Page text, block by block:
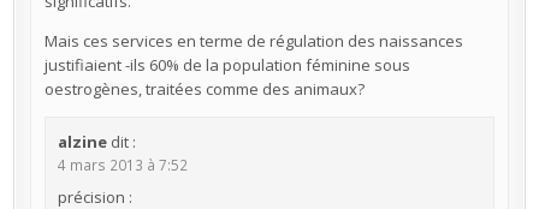
Mais ces services en terme de régulation des naissances
justifiaient -ils 60% de la population féminine sous
oestrogènes, traitées comme des animaux?
alzine dit :
4 mars 2013 à 7:52
précision :